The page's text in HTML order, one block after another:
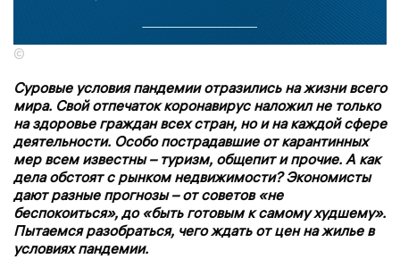
©
Суровые условия пандемии отразились на жизни всего
мира. Свой отпечаток коронавирус наложил не только
на здоровье граждан всех стран, но и на каждой сфере
деятельности. Особо пострадавшие от карантинных
мер всем известны – туризм, общепит и прочие. А как
дела обстоят с рынком недвижимости? Экономисты
дают разные прогнозы – от советов «не
беспокоиться», до «быть готовым к самому худшему».
Пытаемся разобраться, чего ждать от цен на жилье в
условиях пандемии.